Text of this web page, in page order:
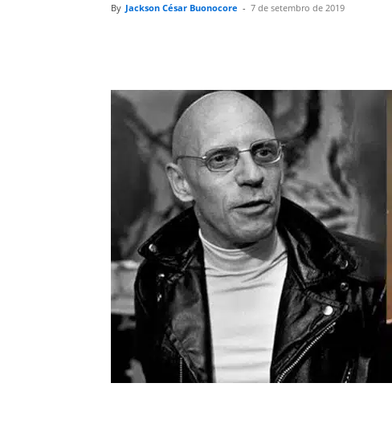
By Jackson César Buonocore - 7 de setembro de 2019